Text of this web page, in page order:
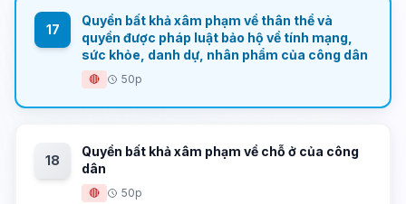
17
Quyền bất khả xâm phạm về thân thể và
quyền được pháp luật bảo hộ về tính mạng,
sức khỏe, danh dự, nhân phẩm của công dân
🔴 50p
18
Quyền bất khả xâm phạm về chỗ ở của công
dân
🔴 50p